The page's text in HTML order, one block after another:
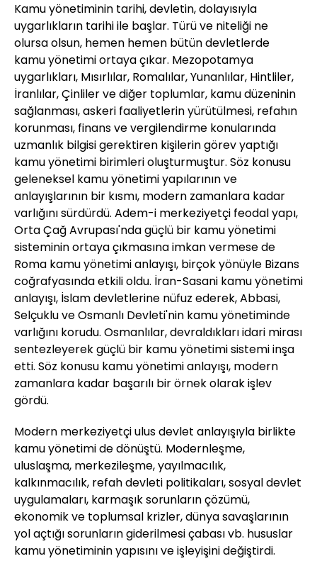
Kamu yönetiminin tarihi, devletin, dolayısıyla
uygarlıkların tarihi ile başlar. Türü ve niteliği ne
olursa olsun, hemen hemen bütün devletlerde
kamu yönetimi ortaya çıkar. Mezopotamya
uygarlıkları, Mısırlılar, Romalılar, Yunanlılar, Hintliler,
İranlılar, Çinliler ve diğer toplumlar, kamu düzeninin
sağlanması, askeri faaliyetlerin yürütülmesi, refahın
korunması, finans ve vergilendirme konularında
uzmanlık bilgisi gerektiren kişilerin görev yaptığı
kamu yönetimi birimleri oluşturmuştur. Söz konusu
geleneksel kamu yönetimi yapılarının ve
anlayışlarının bir kısmı, modern zamanlara kadar
varlığını sürdürdü. Adem-i merkeziyetçi feodal yapı,
Orta Çağ Avrupası'nda güçlü bir kamu yönetimi
sisteminin ortaya çıkmasına imkan vermese de
Roma kamu yönetimi anlayışı, birçok yönüyle Bizans
coğrafyasında etkili oldu. İran-Sasani kamu yönetimi
anlayışı, İslam devletlerine nüfuz ederek, Abbasi,
Selçuklu ve Osmanlı Devleti'nin kamu yönetiminde
varlığını korudu. Osmanlılar, devraldıkları idari mirası
sentezleyerek güçlü bir kamu yönetimi sistemi inşa
etti. Söz konusu kamu yönetimi anlayışı, modern
zamanlara kadar başarılı bir örnek olarak işlev
gördü.
Modern merkeziyetçi ulus devlet anlayışıyla birlikte
kamu yönetimi de dönüştü. Modernleşme,
uluslaşma, merkezileşme, yayılmacılık,
kalkınmacılık, refah devleti politikaları, sosyal devlet
uygulamaları, karmaşık sorunların çözümü,
ekonomik ve toplumsal krizler, dünya savaşlarının
yol açtığı sorunların giderilmesi çabası vb. hususlar
kamu yönetiminin yapısını ve işleyişini değiştirdi.